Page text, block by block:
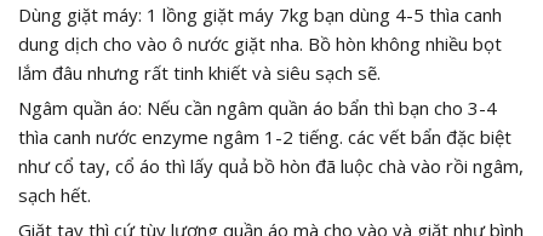
Dùng giặt máy: 1 lồng giặt máy 7kg bạn dùng 4-5 thìa canh
dung dịch cho vào ô nước giặt nha. Bồ hòn không nhiều bọt
lắm đâu nhưng rất tinh khiết và siêu sạch sẽ.
Ngâm quần áo: Nếu cần ngâm quần áo bẩn thì bạn cho 3-4
thìa canh nước enzyme ngâm 1-2 tiếng. các vết bẩn đặc biệt
như cổ tay, cổ áo thì lấy quả bồ hòn đã luộc chà vào rồi ngâm,
sạch hết.
Giặt tay thì cứ tùy lượng quần áo mà cho vào và giặt như bình